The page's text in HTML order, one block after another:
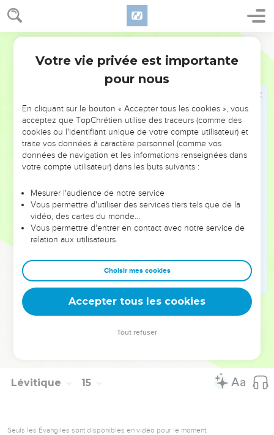
Lévitique 14
47 Si quelqu’un y a couché, il lavera ses vêtements. Si
quelqu’un y a mangé, il lavera aussi ses vêtements.
48
plaie ne s'est pas étendue après que la maison a été
recrépie, il déclarera la maison pure, car la plaie est guérie.
de l'hysope pour purifier la maison.
Il égorgera l'un des oiseaux sur un vase de terre, sur de
l'eau vive.
Il prendra le bois de cèdre, l'hysope, le cramoisi et l'oiseau
vivant, les trempera dans le sang de l'oiseau égorgé et dans
l'eau vive et fera 7 fois l'aspersion sur la maison.
Il purifiera la maison avec le sang de l'oiseau, l'eau vive,
l'oiseau vivant, le bois de cèdre, l'hysope et le cramoisi.
Il lâchera l'oiseau vivant à l’extérieur de la ville, dans les
elle sera pure. »
Telle est la loi pour toute plaie de lèpre et pour la teigne,
pour la lèpre des vêtements et des maisons,
Lévitique 15
Seuls les Évangiles sont disponibles en vidéo pour le moment.
Votre vie privée est importante
pour nous
En cliquant sur le bouton « Accepter tous les cookies », vous
acceptez que TopChrétien utilise des traceurs (comme des
cookies ou l'identifiant unique de votre compte utilisateur) et
traite vos données à caractère personnel (comme vos
données de navigation et les informations renseignées dans
votre compte utilisateur) dans les buts suivants :
Mesurer l'audience de notre service
Vous permettre d'utiliser des services tiers tels que de la
vidéo, des cartes du monde…
Vous permettre d'entrer en contact avec notre service de
relation aux utilisateurs.
Choisir mes cookies
Accepter tous les cookies
Tout refuser